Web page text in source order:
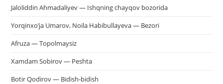
Jaloliddin Ahmadaliyev — Ishqning chayqov bozorida
Yorqinxo’ja Umarov, Noila Habibullayeva — Bezori
Afruza — Topolmaysiz
Xamdam Sobirov — Peshta
Botir Qodirov — Bidish-bidish